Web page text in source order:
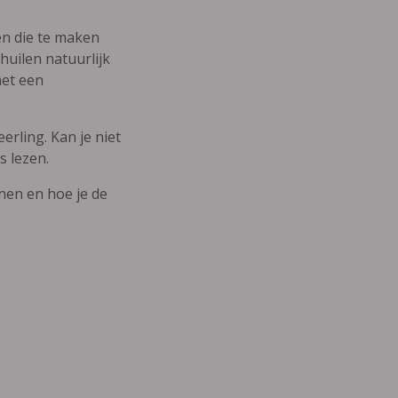
die te maken
natuurlijk
een
Kan je niet
lezen.
en hoe je de